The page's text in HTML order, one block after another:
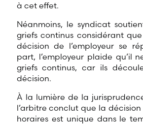
à cet effet.
Néanmoins, le syndicat
griefs continus considérant
décision de l’employeur se
part, l’employeur plaide qu’il
griefs continus, car ils
décision.
À la lumière de la
l’arbitre conclut que la
horaires est unique dans le